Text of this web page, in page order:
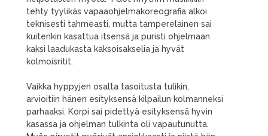
tehty tyylikäs vapaaohjelmakoreografia alkoi
teknisesti tahmeasti, mutta tamperelainen sai
kuitenkin kasattua itsensä ja puristi ohjelmaan
kaksi laadukasta kaksoisakselia ja hyvät
kolmoisritit.
Vaikka hyppyjen osalta tasoitusta tulikin,
arvioitiin hänen esityksensä kilpailun kolmanneksi
parhaaksi. Korpi sai pidettyä esityksensä hyvin
kasassa ja ohjelman tulkinta oli vapautunutta.